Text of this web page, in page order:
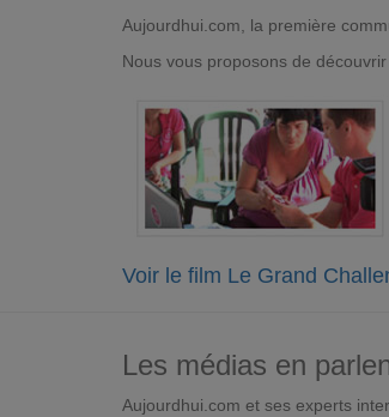
Aujourdhui.com, la première
Nous vous proposons de
Voir le film Le Grand
Les médias en
Aujourdhui.com et ses experts